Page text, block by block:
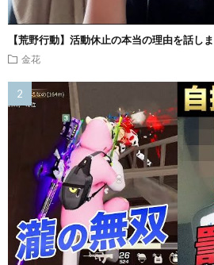
【荒野行動】活動休止の本当の理由を話し
金花